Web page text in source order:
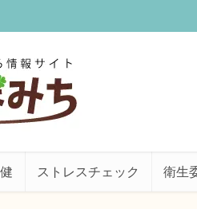
ストレスチェック 衛生